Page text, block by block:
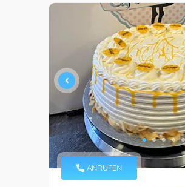
ANRUFEN